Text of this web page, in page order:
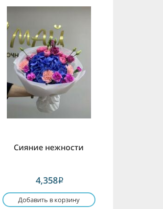
Сияние нежности
4,358i
Добавить в корзину